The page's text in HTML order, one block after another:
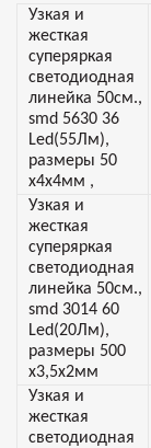
Узкая и
жесткая
суперяркая
светодиодная
линейка 50см.,
smd 5630 36
Led(55Лм),
размеры 50
х4х4мм ,
Узкая и
жесткая
суперяркая
светодиодная
линейка 50см.,
smd 3014 60
Led(20Лм),
размеры 500
х3,5х2мм
Узкая и
жесткая
светодиодная